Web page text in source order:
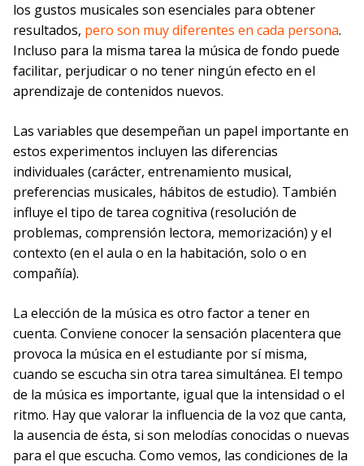
los gustos musicales son esenciales para obtener
resultados, pero son muy diferentes en cada persona.
Incluso para la misma tarea la música de fondo puede
facilitar, perjudicar o no tener ningún efecto en el
aprendizaje de contenidos nuevos.
Las variables que desempeñan un papel importante en
estos experimentos incluyen las diferencias
individuales (carácter, entrenamiento musical,
preferencias musicales, hábitos de estudio). También
influye el tipo de tarea cognitiva (resolución de
problemas, comprensión lectora, memorización) y el
contexto (en el aula o en la habitación, solo o en
compañía).
La elección de la música es otro factor a tener en
cuenta. Conviene conocer la sensación placentera que
provoca la música en el estudiante por sí misma,
cuando se escucha sin otra tarea simultánea. El tempo
de la música es importante, igual que la intensidad o el
ritmo. Hay que valorar la influencia de la voz que canta,
la ausencia de ésta, si son melodías conocidas o nuevas
para el que escucha. Como vemos, las condiciones de la